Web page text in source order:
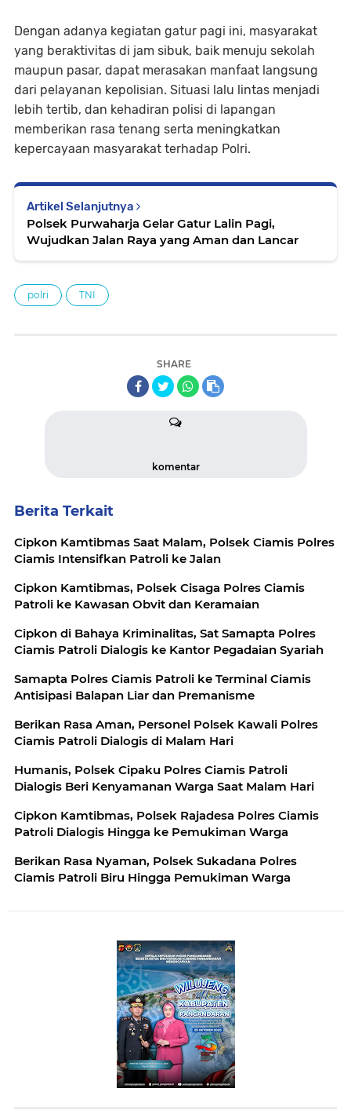
Dengan adanya kegiatan gatur pagi ini, masyarakat
yang beraktivitas di jam sibuk, baik menuju sekolah
maupun pasar, dapat merasakan manfaat langsung
dari pelayanan kepolisian. Situasi lalu lintas menjadi
lebih tertib, dan kehadiran polisi di lapangan
memberikan rasa tenang serta meningkatkan
kepercayaan masyarakat terhadap Polri.
Artikel Selanjutnya
Polsek Purwaharja Gelar Gatur Lalin Pagi,
Wujudkan Jalan Raya yang Aman dan Lancar
polri TNI
SHARE
komentar
Berita Terkait
Cipkon Kamtibmas Saat Malam, Polsek Ciamis Polres
Ciamis Intensifkan Patroli ke Jalan
Cipkon Kamtibmas, Polsek Cisaga Polres Ciamis
Patroli ke Kawasan Obvit dan Keramaian
Cipkon di Bahaya Kriminalitas, Sat Samapta Polres
Ciamis Patroli Dialogis ke Kantor Pegadaian Syariah
Samapta Polres Ciamis Patroli ke Terminal Ciamis
Antisipasi Balapan Liar dan Premanisme
Berikan Rasa Aman, Personel Polsek Kawali Polres
Ciamis Patroli Dialogis di Malam Hari
Humanis, Polsek Cipaku Polres Ciamis Patroli
Dialogis Beri Kenyamanan Warga Saat Malam Hari
Cipkon Kamtibmas, Polsek Rajadesa Polres Ciamis
Patroli Dialogis Hingga ke Pemukiman Warga
Berikan Rasa Nyaman, Polsek Sukadana Polres
Ciamis Patroli Biru Hingga Pemukiman Warga